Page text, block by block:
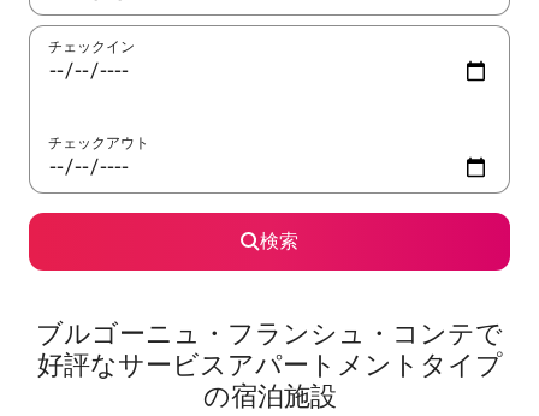
チェックイン
チェックアウト
検索
ブルゴーニュ・フランシュ・コンテで
好評なサービスアパートメントタイプ
の宿泊施設